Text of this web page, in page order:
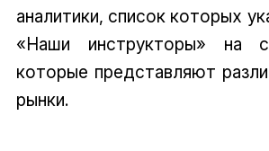
аналитики, список которых
«Наши инструкторы» на
которые представляют
рынки.